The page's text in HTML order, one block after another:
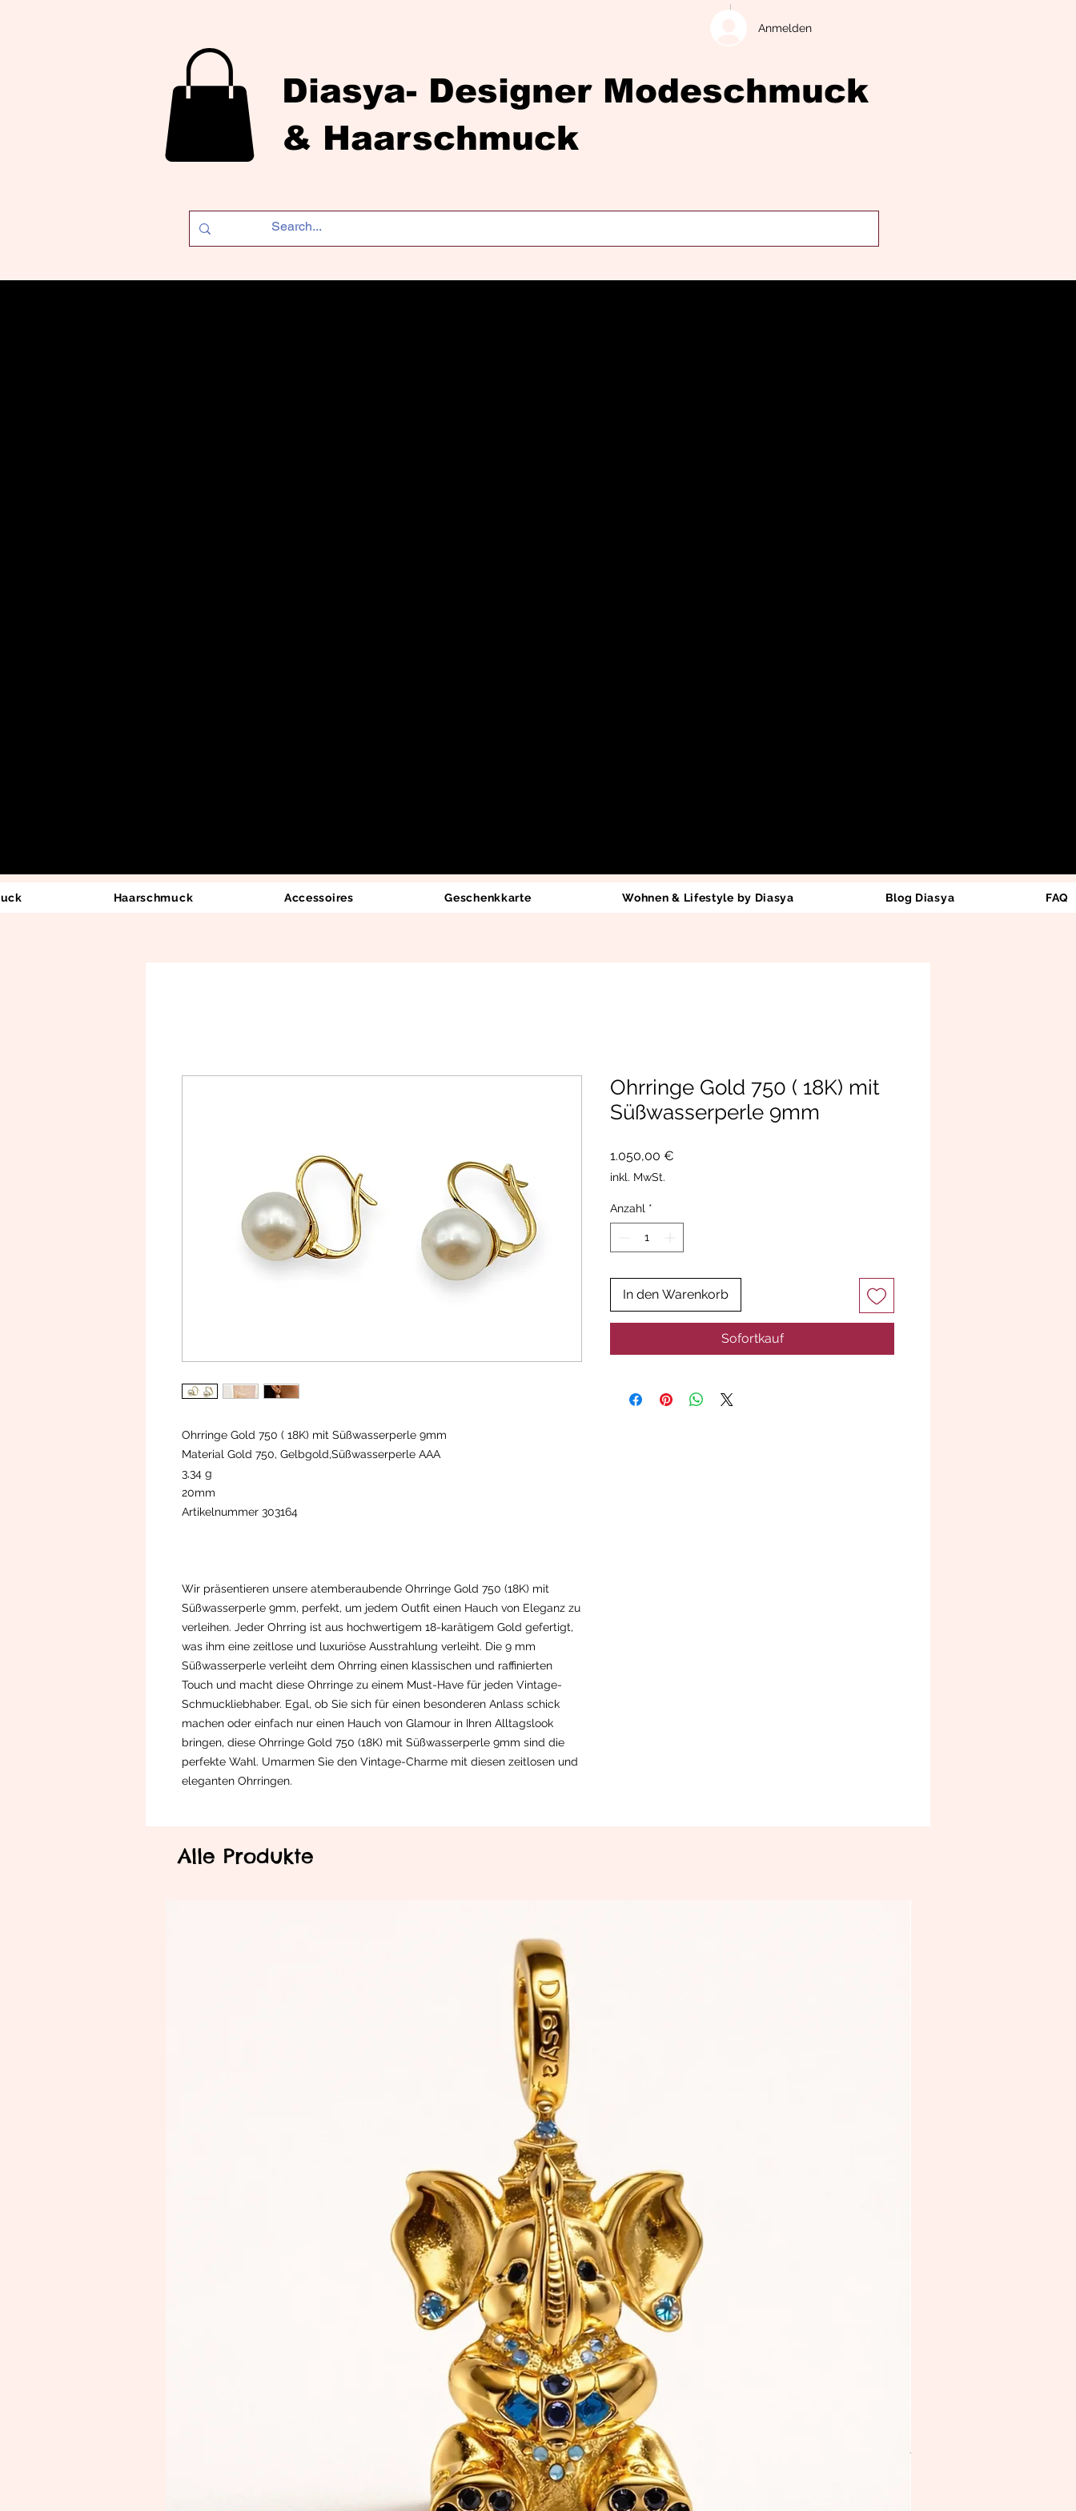
Anmelden
Diasya- Designer Modeschmuck
& Haarschmuck
Haarschmuck Accessoires Geschenkkarte Wohnen & Lifestyle by Diasya Blog Diasya FAQ
Ohrringe Gold 750 ( 18K) mit Süßwasserperle 9mm
Material Gold 750, Gelbgold,Süßwasserperle AAA
3,34 g
20mm
Artikelnummer 303164
Wir präsentieren unsere atemberaubende Ohrringe Gold 750 (18K) mit
Süßwasserperle 9mm, perfekt, um jedem Outfit einen Hauch von Eleganz zu
verleihen. Jeder Ohrring ist aus hochwertigem 18-karätigem Gold gefertigt,
was ihm eine zeitlose und luxuriöse Ausstrahlung verleiht. Die 9 mm
Süßwasserperle verleiht dem Ohrring einen klassischen und raffinierten
Touch und macht diese Ohrringe zu einem Must-Have für jeden Vintage-
Schmuckliebhaber. Egal, ob Sie sich für einen besonderen Anlass schick
machen oder einfach nur einen Hauch von Glamour in Ihren Alltagslook
bringen, diese Ohrringe Gold 750 (18K) mit Süßwasserperle 9mm sind die
perfekte Wahl. Umarmen Sie den Vintage-Charme mit diesen zeitlosen und
eleganten Ohrringen.
Ohrringe Gold 750 ( 18K) mit
Süßwasserperle 9mm
1.050,00 €
inkl. MwSt.
Anzahl *
In den Warenkorb
Sofortkauf
Alle Produkte